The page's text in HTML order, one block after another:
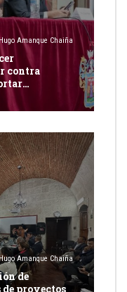
Amanque Chaiña
contra
Amanque Chaiña
de
proyectos